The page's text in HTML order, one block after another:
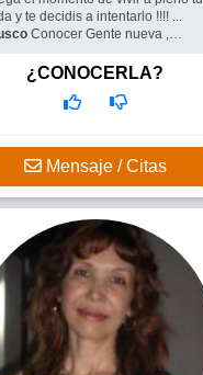
y te decidis a intentarlo !!!! ...
Conocer Gente nueva ,
¿CONOCERLA?
Mensaje / Citas